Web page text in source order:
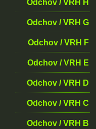
Odchov / VRH H
Odchov / VRH G
Odchov / VRH F
Odchov / VRH E
Odchov / VRH D
Odchov / VRH C
Odchov / VRH B